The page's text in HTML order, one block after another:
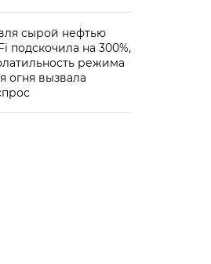
сырой нефтью
подскочила на 300%,
режима
огня вызвала